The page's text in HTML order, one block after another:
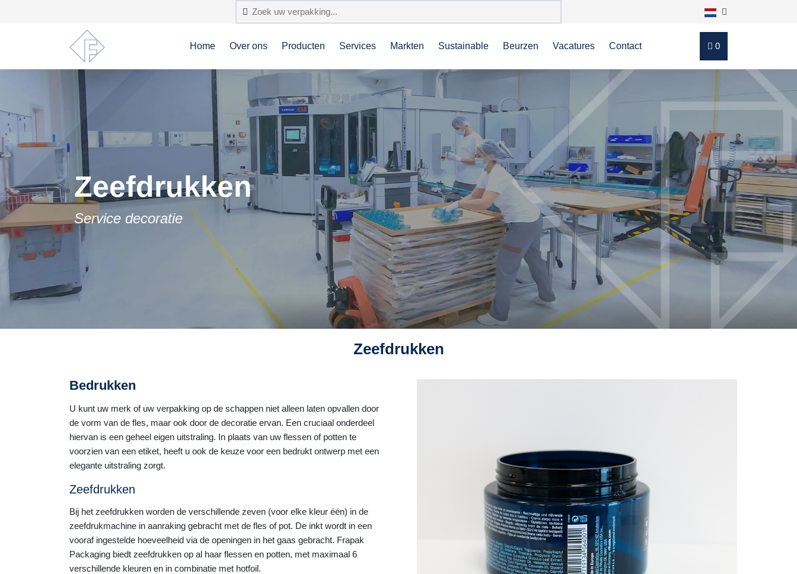
Home Over ons Producten Services Markten Sustainable Beurzen Vacatures Contact 0
Zeefdrukken
Service decoratie
Zeefdrukken
Bedrukken
U kunt uw merk of uw verpakking op de schappen niet alleen laten opvallen door
de vorm van de fles, maar ook door de decoratie ervan. Een cruciaal onderdeel
hiervan is een geheel eigen uitstraling. In plaats van uw flessen of potten te
voorzien van een etiket, heeft u ook de keuze voor een bedrukt ontwerp met een
elegante uitstraling zorgt.
Zeefdrukken
Bij het zeefdrukken worden de verschillende zeven (voor elke kleur één) in de
zeefdrukmachine in aanraking gebracht met de fles of pot. De inkt wordt in een
vooraf ingestelde hoeveelheid via de openingen in het gaas gebracht. Frapak
Packaging biedt zeefdrukken op al haar flessen en potten, met maximaal 6
verschillende kleuren en in combinatie met hotfoil.